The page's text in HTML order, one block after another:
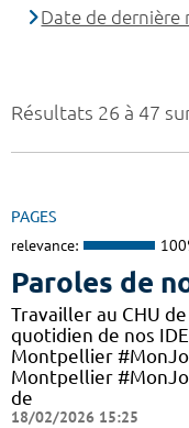
Résultats 26 à 47
PAGES
relevance:
Paroles de
Travailler au CHU
quotidien de nos
Montpellier
Montpellier
de
18/02/2026 15:25
Date de